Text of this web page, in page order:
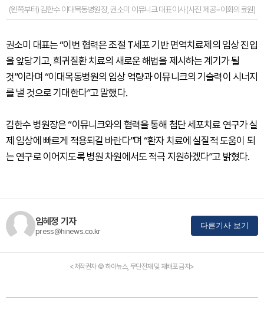
(왼쪽부터) 김한수 이대목동병원장, 권소미 이뮤니크 대표이사 (사진 제공=이화의료원)
권소미 대표는 “이번 협력은 조절 T세포 기반 면역치료제의 임상 진입
을 앞당기고, 희귀질환 치료의 새로운 해법을 제시하는 계기가 될
것”이라며 “이대목동병원의 임상 역량과 이뮤니크의 기술력이 시너지
를 낼 것으로 기대한다”고 말했다.
김한수 병원장은 “이뮤니크와의 협력을 통해 첨단 세포치료 연구가 실
제 임상에 빠르게 적용되길 바란다”며 “환자 치료에 실질적 도움이 되
는 연구로 이어지도록 병원 차원에서도 적극 지원하겠다”고 밝혔다.
임혜정 기자
press@hinews.co.kr
다른기사 보기
<저작권자 © 하이뉴스, 무단전재 및 재배포 금지>